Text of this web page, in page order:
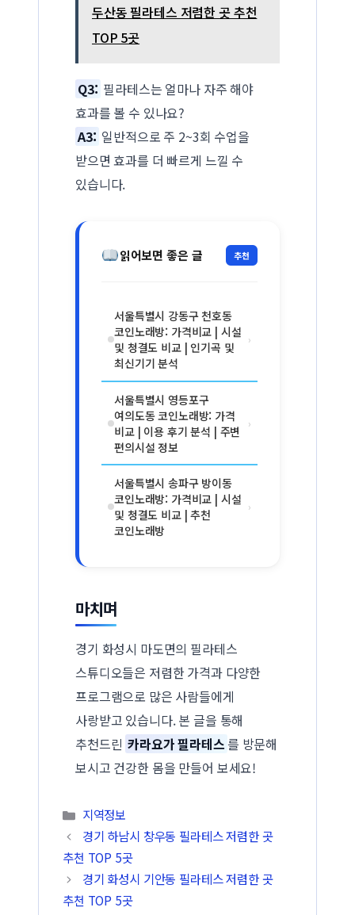
두산동 필라테스 저렴한 곳 추천
TOP 5곳
Q3: 필라테스는 얼마나 자주 해야
효과를 볼 수 있나요?
A3: 일반적으로 주 2~3회 수업을
받으면 효과를 더 빠르게 느낄 수
있습니다.
읽어보면 좋은 글 추천
서울특별시 강동구 천호동
코인노래방: 가격비교 | 시설
및 청결도 비교 | 인기곡 및
최신기기 분석
›
서울특별시 영등포구
여의도동 코인노래방: 가격
비교 | 이용 후기 분석 | 주변
편의시설 정보
›
서울특별시 송파구 방이동
코인노래방: 가격비교 | 시설
및 청결도 비교 | 추천
코인노래방
›
마치며
경기 화성시 마도면의 필라테스
스튜디오들은 저렴한 가격과 다양한
프로그램으로 많은 사람들에게
사랑받고 있습니다. 본 글을 통해
추천드린 카라요가 필라테스를 방문해
보시고 건강한 몸을 만들어 보세요!
카테고리
지역정보
경기 하남시 창우동 필라테스 저렴한 곳
추천 TOP 5곳
경기 화성시 기안동 필라테스 저렴한 곳
추천 TOP 5곳